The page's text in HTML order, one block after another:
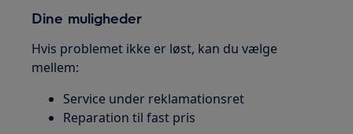
Dine muligheder
Hvis problemet ikke er løst, kan du vælge
mellem:
Service under reklamationsret
Reparation til fast pris